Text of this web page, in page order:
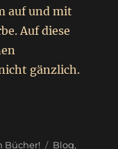
auf und mit
Auf diese
gänzlich.
Bücher! Schlagwörter
Blog,